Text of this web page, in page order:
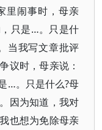
里闹事时，母亲
只是…。只是什
当我写文章批评
议时，母亲说：
…。只是什么?母
因为知道，我对
也想为免除母亲